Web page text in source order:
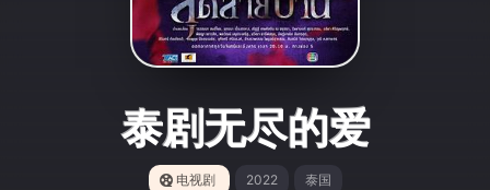
泰剧无尽的爱
电视剧 2022 泰国